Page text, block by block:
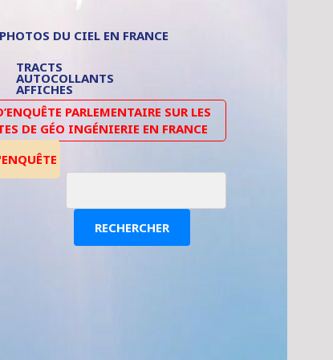
PHOTOS DU CIEL EN FRANCE
TRACTS
AUTOCOLLANTS
AFFICHES
PARLEMENTAIRE SUR LES
DE GÉO INGÉNIERIE EN FRANCE
RECHERCHER